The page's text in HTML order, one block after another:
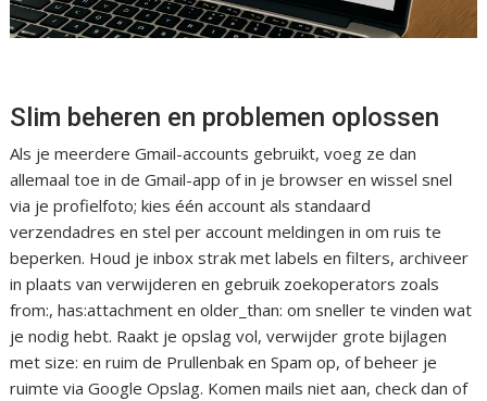
Slim beheren en problemen oplossen
Als je meerdere Gmail-accounts gebruikt, voeg ze dan
allemaal toe in de Gmail-app of in je browser en wissel snel
via je profielfoto; kies één account als standaard
verzendadres en stel per account meldingen in om ruis te
beperken. Houd je inbox strak met labels en filters, archiveer
in plaats van verwijderen en gebruik zoekoperators zoals
from:, has:attachment en older_than: om sneller te vinden wat
je nodig hebt. Raakt je opslag vol, verwijder grote bijlagen
met size: en ruim de Prullenbak en Spam op, of beheer je
ruimte via Google Opslag. Komen mails niet aan, check dan of